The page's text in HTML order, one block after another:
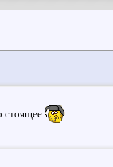
стоящее